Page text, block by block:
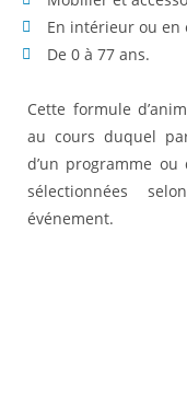
En intérieur ou en
De 0 à 77 ans.
Cette formule
au cours duquel
d’un programme ou
sélectionnées
événement.